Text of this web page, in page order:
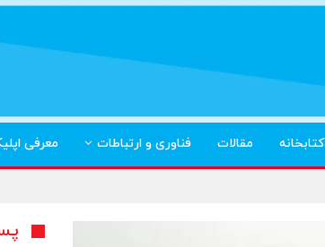
کتابخانه مقالات فناوری و ارتباطات معرفی